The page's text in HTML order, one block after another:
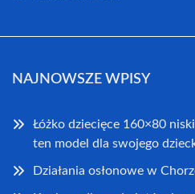
NAJNOWSZE WPISY
Łóżko dziecięce 160×80
ten model dla swojego
Działania osłonowe w